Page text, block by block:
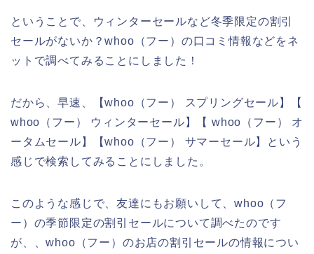
ということで、ウィンターセールなど冬季限定の割引
セールがないか？whoo（フー）の口コミ情報などをネ
ットで調べてみることにしました！
だから、早速、【whoo（フー） スプリングセール】【
whoo（フー） ウィンターセール】【 whoo（フー） オ
ータムセール】【whoo（フー） サマーセール】という
感じで検索してみることにしました。
このような感じで、友達にもお願いして、whoo（フ
ー）の季節限定の割引セールについて調べたのです
が、、whoo（フー）のお店の割引セールの情報につい